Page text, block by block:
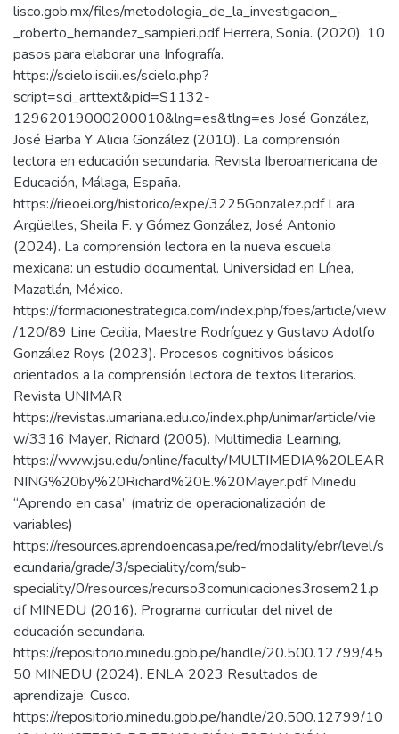
lisco.gob.mx/files/metodologia_de_la_investigacion_-
_roberto_hernandez_sampieri.pdf Herrera, Sonia. (2020). 10
pasos para elaborar una Infografía.
https://scielo.isciii.es/scielo.php?
script=sci_arttext&pid=S1132-
12962019000200010&lng=es&tlng=es José González,
José Barba Y Alicia González (2010). La comprensión
lectora en educación secundaria. Revista Iberoamericana de
Educación, Málaga, España.
https://rieoei.org/historico/expe/3225Gonzalez.pdf Lara
Argüelles, Sheila F. y Gómez González, José Antonio
(2024). La comprensión lectora en la nueva escuela
mexicana: un estudio documental. Universidad en Línea,
Mazatlán, México.
https://formacionestrategica.com/index.php/foes/article/view
/120/89 Line Cecilia, Maestre Rodríguez y Gustavo Adolfo
González Roys (2023). Procesos cognitivos básicos
orientados a la comprensión lectora de textos literarios.
Revista UNIMAR
https://revistas.umariana.edu.co/index.php/unimar/article/vie
w/3316 Mayer, Richard (2005). Multimedia Learning,
https://www.jsu.edu/online/faculty/MULTIMEDIA%20LEAR
NING%20by%20Richard%20E.%20Mayer.pdf Minedu
“Aprendo en casa” (matriz de operacionalización de
variables)
https://resources.aprendoencasa.pe/red/modality/ebr/level/s
ecundaria/grade/3/speciality/com/sub-
speciality/0/resources/recurso3comunicaciones3rosem21.p
df MINEDU (2016). Programa curricular del nivel de
educación secundaria.
https://repositorio.minedu.gob.pe/handle/20.500.12799/45
50 MINEDU (2024). ENLA 2023 Resultados de
aprendizaje: Cusco.
https://repositorio.minedu.gob.pe/handle/20.500.12799/10